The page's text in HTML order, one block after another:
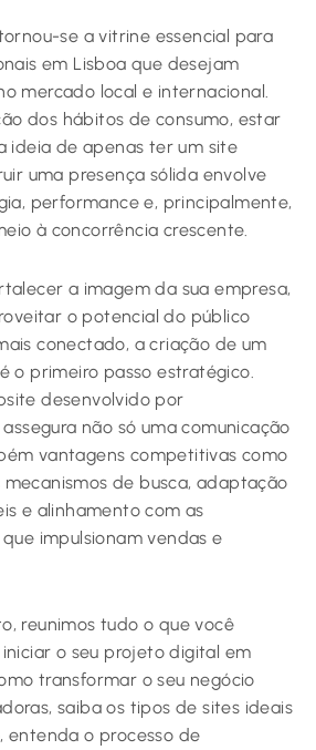
se a vitrine essencial para
em Lisboa que desejam
mercado local e internacional.
dos hábitos de consumo, estar
ideia de apenas ter um site
uma presença sólida envolve
performance e, principalmente,
à concorrência crescente.
a imagem da sua empresa,
o potencial do público
conectado, a criação de um
o primeiro passo estratégico.
desenvolvido por
não só uma comunicação
vantagens competitivas como
de busca, adaptação
e alinhamento com as
impulsionam vendas e
reunimos tudo o que você
o seu projeto digital em
transformar o seu negócio
saiba os tipos de sites ideais
entenda o processo de